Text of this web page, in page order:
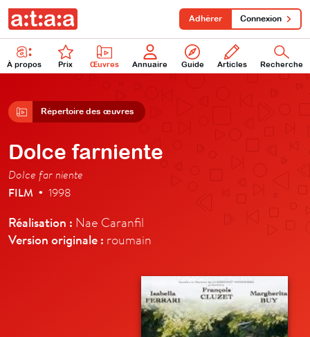
À propos Prix Œuvres Annuaire Guide Articles Recherche
Adhérer Connexion
Répertoire des œuvres
Dolce farniente
Dolce far niente
FILM • 1998
Réalisation : Nae Caranfil
Version originale : roumain